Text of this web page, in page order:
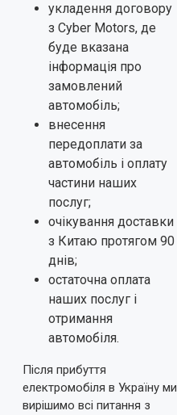
укладення договору
з Cyber Motors, де
буде вказана
інформація про
замовлений
автомобіль;
внесення
передоплати за
автомобіль і оплату
частини наших
послуг;
очікування доставки
з Китаю протягом 90
днів;
остаточна оплата
наших послуг і
отримання
автомобіля.
Після прибуття
електромобіля в Україну ми
вирішимо всі питання з